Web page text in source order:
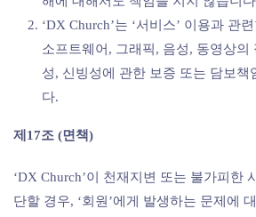
‘DX Church’는 ‘서비스’ 이용과 관
소프트웨어, 그래픽, 음성, 동영상의
성, 신빙성에 관한 보증 또는 담보책
다.
제17조 (면책)
‘DX Church’이 천재지변 또는 불가피한
단할 경우, ‘회원’에게 발생하는 문제에